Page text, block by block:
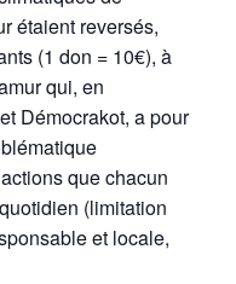
étaient reversés,
(1 don = 10€), à
qui, en
Démocrakot, a pour
que chacun
(limitation
et locale,